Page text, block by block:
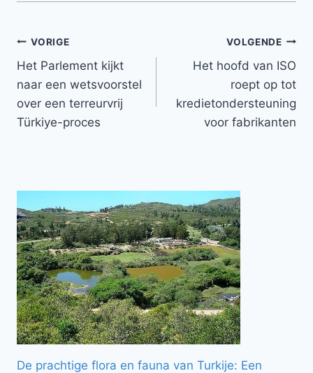
Bericht
navigatie
VORIGE
Het Parlement kijkt
naar een wetsvoorstel
over een terreurvrij
Türkiye-proces
VOLGENDE
Het hoofd van ISO
roept op tot
kredietondersteuning
voor fabrikanten
De prachtige flora en fauna van Turkije: Een